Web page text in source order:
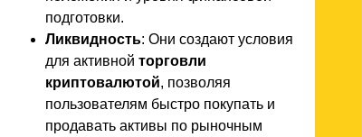
подготовки.
Ликвидность: Они создают условия
для активной торговли
криптовалютой, позволяя
пользователям быстро покупать и
продавать активы по рыночным